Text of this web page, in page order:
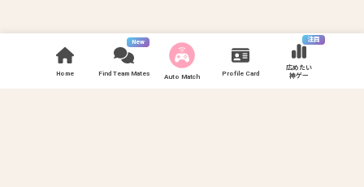
Home
New
Find Team Mates Auto Match Profile Card
注目
広めたい
神ゲー